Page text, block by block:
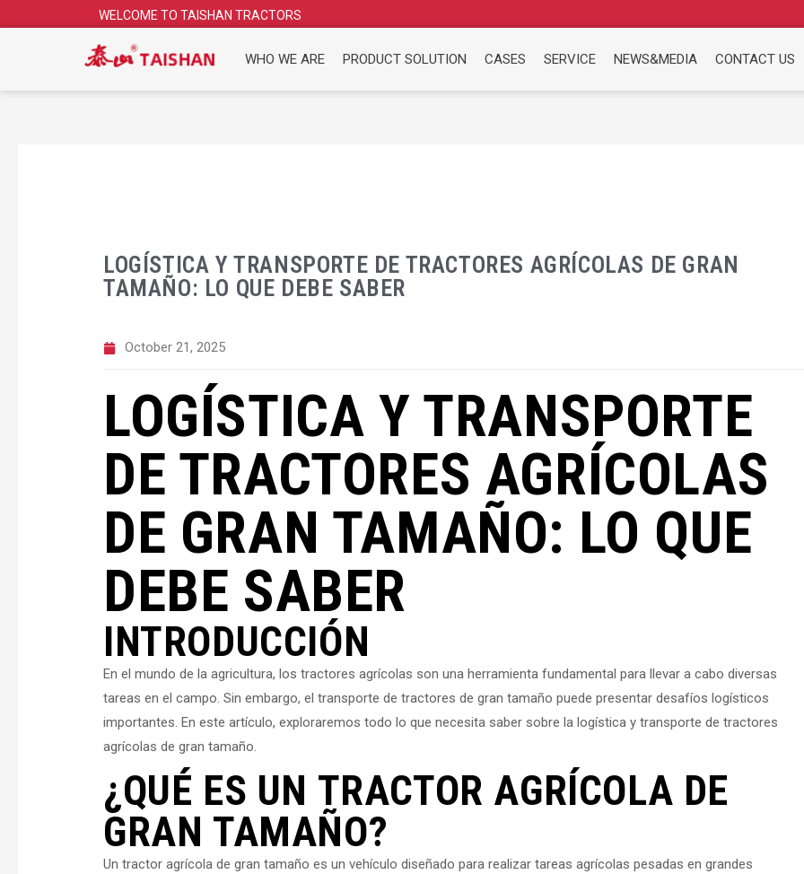
WELCOME TO TAISHAN TRACTORS
WHO WE ARE PRODUCT SOLUTION CASES SERVICE NEWS&MEDIA CONTACT US
LOGÍSTICA Y TRANSPORTE DE TRACTORES AGRÍCOLAS DE GRAN
TAMAÑO: LO QUE DEBE SABER
October 21, 2025
LOGÍSTICA Y TRANSPORTE
DE TRACTORES AGRÍCOLAS
DE GRAN TAMAÑO: LO QUE
DEBE SABER
INTRODUCCIÓN
En el mundo de la agricultura, los tractores agrícolas son una herramienta fundamental para llevar a cabo diversas
tareas en el campo. Sin embargo, el transporte de tractores de gran tamaño puede presentar desafíos logísticos
importantes. En este artículo, exploraremos todo lo que necesita saber sobre la logística y transporte de tractores
agrícolas de gran tamaño.
¿QUÉ ES UN TRACTOR AGRÍCOLA DE
GRAN TAMAÑO?
Un tractor agrícola de gran tamaño es un vehículo diseñado para realizar tareas agrícolas pesadas en grandes